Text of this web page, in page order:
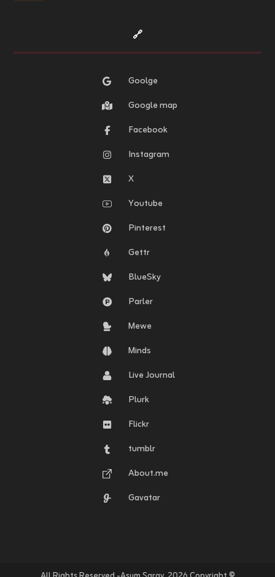
🔗
Goolge
Google map
Facebook
Instagram
X
Youtube
Pinterest
Gettr
BlueSky
Parler
Mewe
Minds
Live Journal
Plurk
Flickr
tumblr
About.me
Gavatar